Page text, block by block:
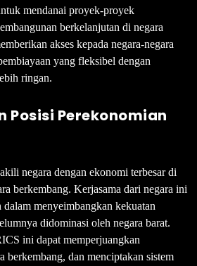
mendanai proyek-proyek
berkelanjutan di negara
akses kepada negara-negara
yang fleksibel dengan
ringan.
Posisi Perekonomian
negara dengan ekonomi terbesar di
berkembang. Kerjasama dari negara ini
menyeimbangkan kekuatan
didominasi oleh negara barat.
ini dapat memperjuangkan
berkembang, dan menciptakan sistem